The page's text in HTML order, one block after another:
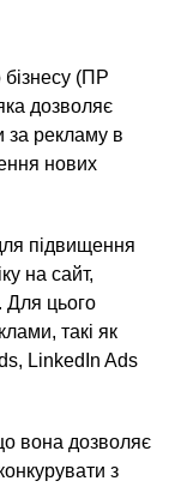
(ПР
дозволяє
за рекламу в
нових
підвищення
на сайт,
Для цього
такі як
LinkedIn Ads
вона дозволяє
з